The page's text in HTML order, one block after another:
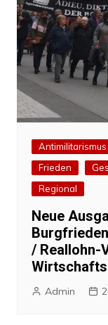
Antimilitarismus
Frieden
Regional
Neue
/ Reallohn-
Admin